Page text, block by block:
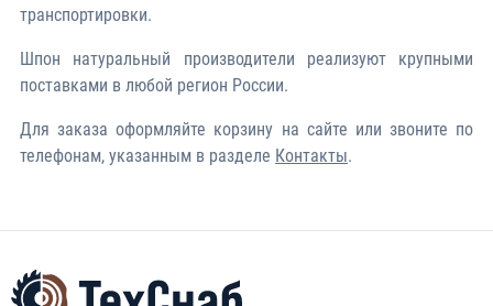
транспортировки.
Шпон натуральный производители реализуют крупными
поставками в любой регион России.
Для заказа оформляйте корзину на сайте или звоните по
телефонам, указанным в разделе Контакты.